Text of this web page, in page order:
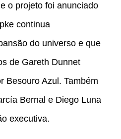
o projeto foi anunciado
continua
do universo e que
de Gareth Dunnet
Besouro Azul. Também
Bernal e Diego Luna
executiva.